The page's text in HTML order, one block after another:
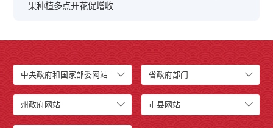
果种植多点开花促增收
中央政府和国家部委网站 省政府部门
州政府网站 市县网站